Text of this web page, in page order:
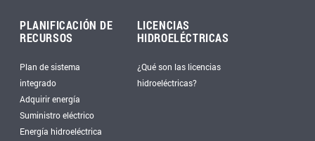
PLANIFICACIÓN DE
RECURSOS
Plan de sistema
integrado
Adquirir energía
Suministro eléctrico
Energía hidroeléctrica
LICENCIAS
HIDROELÉCTRICAS
¿Qué son las licencias
hidroeléctricas?